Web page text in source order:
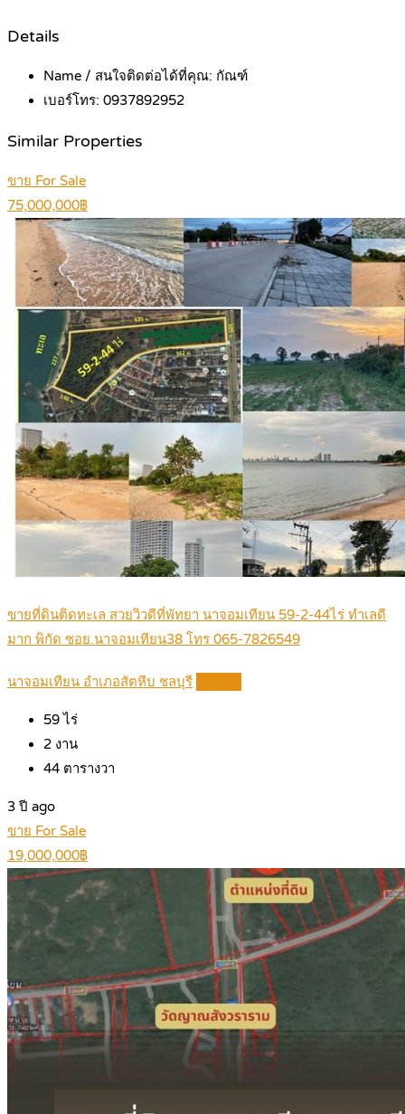
Details
Name / สนใจติดต่อได้ที่คุณ: กัณฑ์
เบอร์โทร: 0937892952
Similar Properties
ขาย For Sale
75,000,000฿
ขายที่ดินติดทะเล สวยวิวดีที่พัทยา นาจอมเทียน 59-2-44ไร่ ทำเลดี
มาก พิกัด ซอย.นาจอมเทียน38 ‬‭โทร 065-7826549‬
นาจอมเทียน อำเภอสัตหีบ ชลบุรี
59 ไร่
2 งาน
44 ตารางวา
3 ปี ago
ขาย For Sale
19,000,000฿